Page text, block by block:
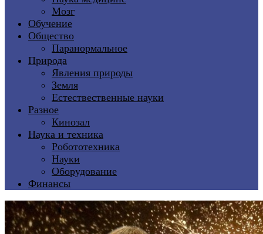
Мозг
Обучение
Общество
Паранормальное
Природа
Явления природы
Земля
Естествественные науки
Разное
Кинозал
Наука и техника
Робототехника
Науки
Оборудование
Финансы